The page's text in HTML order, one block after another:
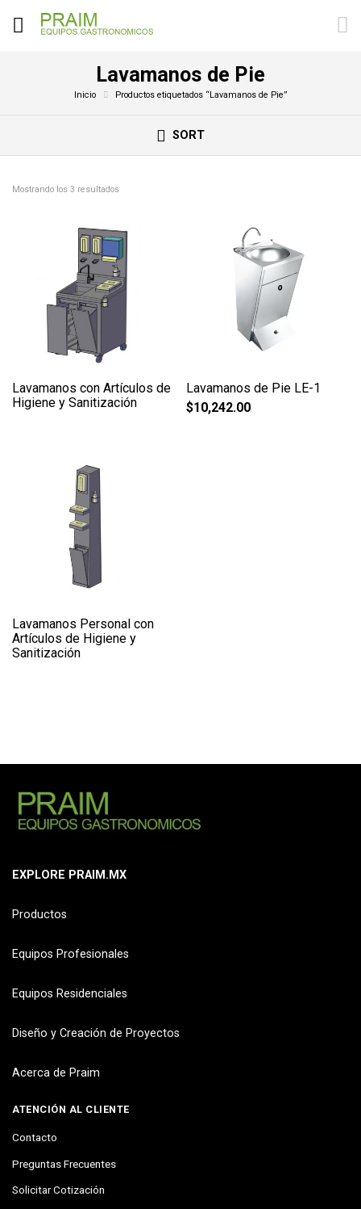
Lavamanos de Pie
Inicio Productos etiquetados “Lavamanos de Pie”
SORT
Mostrando los 3 resultados
Lavamanos con Artículos de
Higiene y Sanitización
Lavamanos de Pie LE-1
$10,242.00
Lavamanos Personal con
Artículos de Higiene y
Sanitización
EXPLORE PRAIM.MX
Productos
Equipos Profesionales
Equipos Residenciales
Diseño y Creación de Proyectos
Acerca de Praim
ATENCIÓN AL CLIENTE
Contacto
Preguntas Frecuentes
Solicitar Cotización